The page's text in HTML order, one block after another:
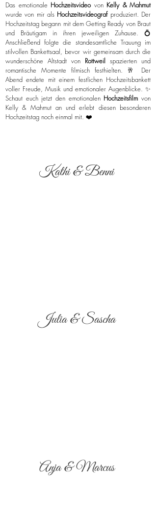
Das emotionale Hochzeitsvideovon Kelly & Mahmut
wurde von mir als Hochzeitsvideograf produziert. Der
Hochzeitstag begann mit dem Getting Ready von Braut
und Bräutigam in ihren jeweiligen Zuhause. 💍
Anschließend folgte die standesamtliche Trauung im
stilvollen Bankettsaal, bevor wir gemeinsam durch die
wunderschöne Altstadt von Rottweil spazierten und
romantische Momente filmisch festhielten. 🥂 Der
Abend endete mit einem festlichen Hochzeitsbankett
voller Freude, Musik und emotionaler Augenblicke. ✨
Schaut euch jetzt den emotionalen Hochzeitsfilmvon
Kelly & Mahmut an und erlebt diesen besonderen
Hochzeitstag noch einmal mit. ❤️
Kathi & Benni
Julia & Sascha
Anja & Marcus